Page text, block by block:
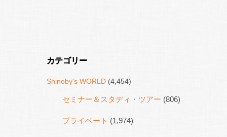
カテゴリー
Shinoby's WORLD(4,454)
セミナー＆スタディ・ツアー (806)
プライベート (1,974)